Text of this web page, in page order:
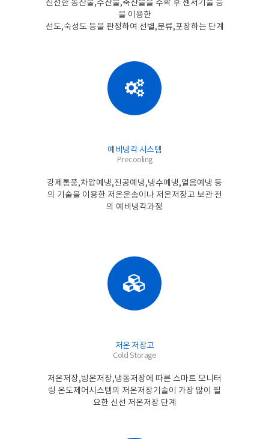
신선한 농산물,수산물,축산물을 수확 후 센서기술 등
을 이용한
선도,숙성도 등을 판정하여 선별,분류,포장하는 단계
예비냉각 시스템
Precooling
강제통풍,차압예냉,진공예냉,냉수예냉,얼음예냉 등
의 기술을 이용한 저온운송이나 저온저장고 보관 전
의 예비냉각과정
저온 저장고
Cold Storage
저온저장,빙온저장,냉동저장에 따른 스마트 모니터
링 온도제어시스템의 저온저장기술이 가장 많이 필
요한 신선 저온저장 단계